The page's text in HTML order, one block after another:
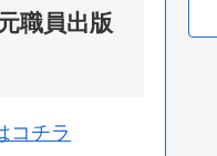
職員出版
コチラ